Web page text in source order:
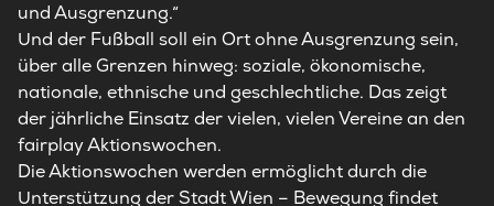
und Ausgrenzung.“
Und der Fußball soll ein Ort ohne Ausgrenzung sein,
über alle Grenzen hinweg: soziale, ökonomische,
nationale, ethnische und geschlechtliche. Das zeigt
der jährliche Einsatz der vielen, vielen Vereine an den
fairplay Aktionswochen.
Die Aktionswochen werden ermöglicht durch die
Unterstützung der Stadt Wien – Bewegung findet